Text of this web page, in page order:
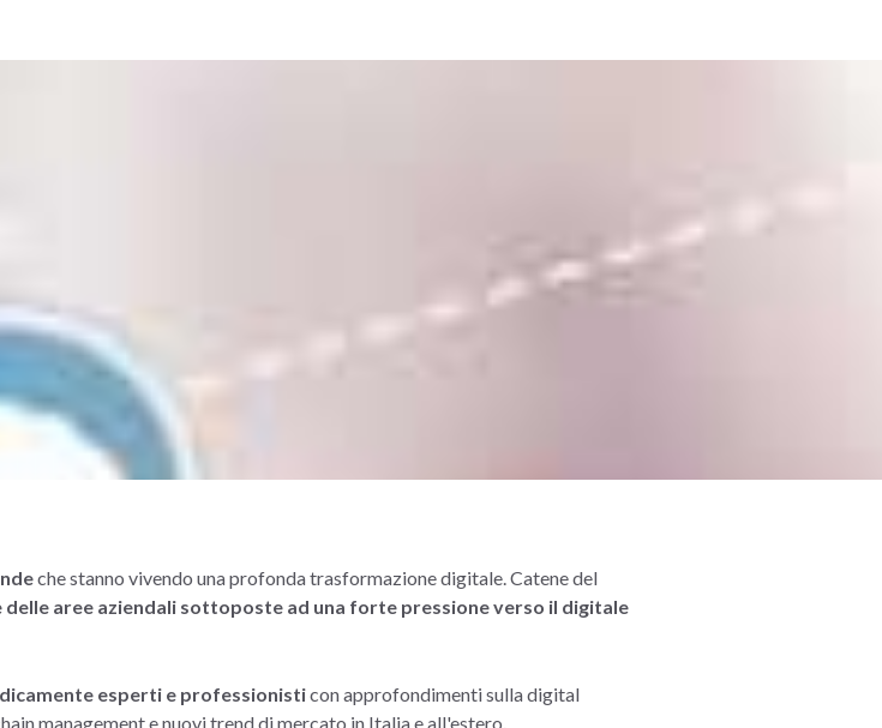
che stanno vivendo una profonda trasformazione digitale. Catene del
delle aree aziendali sottoposte ad una forte pressione verso il digitale
esperti e professionisticon approfondimenti sulla digital
management e nuovi trend di mercato in Italia e all'estero.